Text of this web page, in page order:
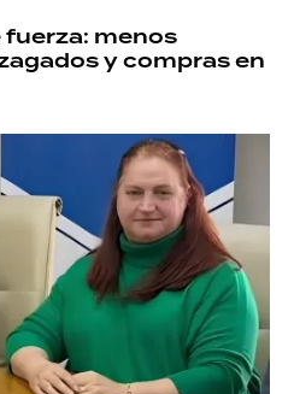
menos
y compras en